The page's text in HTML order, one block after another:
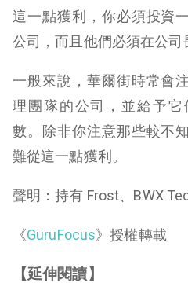
這一點獲利，你必須投資
公司，而且他們必須在公司
一般來說，華爾街時常會
理團隊的公司，並給予
數。除非你注意那些較不
難從這一點獲利。
聲明：持有 Frost、BWX
《GuruFocus》授權轉載
【延伸閱讀】